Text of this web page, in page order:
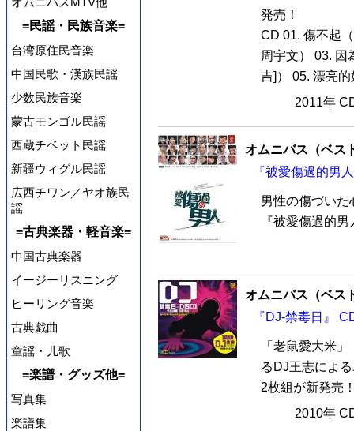
=民謡・民族音楽=
台湾原住民音楽
中国民歌・漢族民謡
少数民族音楽
蒙古モンゴル民謡
西蔵チベット民謡
新疆ウィグル民謡
広西チワン／ヤオ族民
謡
=古典楽器・軽音楽=
中国古典楽器
イージーリスニング
ヒーリング音楽
古典戯曲
童謡・儿歌
=楽譜・グッズ他=
写真集
楽譜集
発売！
CD 01. 傷不起
周宇文） 03.
吉]） 05. 漂亮
2011年
オムニバス（ベス
『被愛傷過的男
男性の傷づいた
『被愛傷過的
オムニバス（ベス
『DJ-禁毒日』
「老鼠愛大米
るDJ王志によ
2枚組が新発売
2010年